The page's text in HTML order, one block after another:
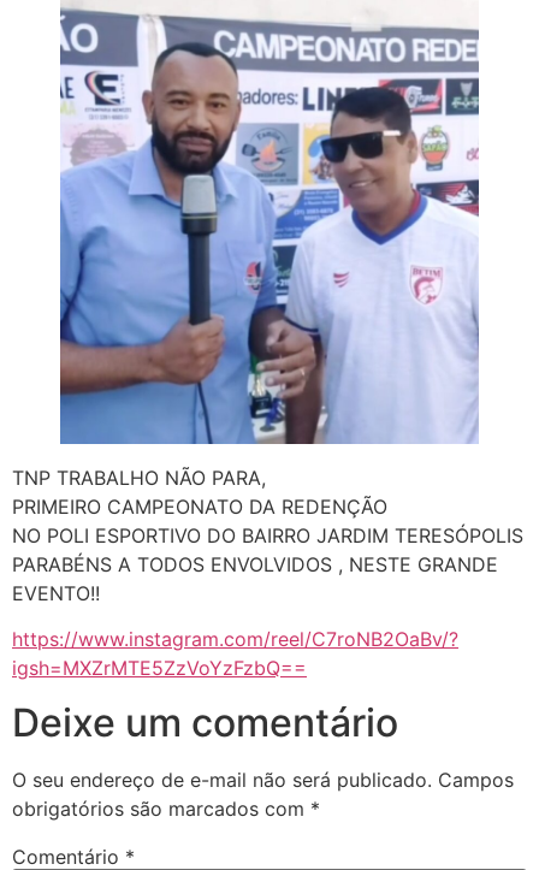
TNP TRABALHO NÃO PARA,
PRIMEIRO CAMPEONATO DA REDENÇÃO
NO POLI ESPORTIVO DO BAIRRO JARDIM TERESÓPOLIS
PARABÉNS A TODOS ENVOLVIDOS , NESTE GRANDE
EVENTO!!
https://www.instagram.com/reel/C7roNB2OaBv/?
igsh=MXZrMTE5ZzVoYzFzbQ==
Deixe um comentário
O seu endereço de e-mail não será publicado. Campos
obrigatórios são marcados com *
Comentário *